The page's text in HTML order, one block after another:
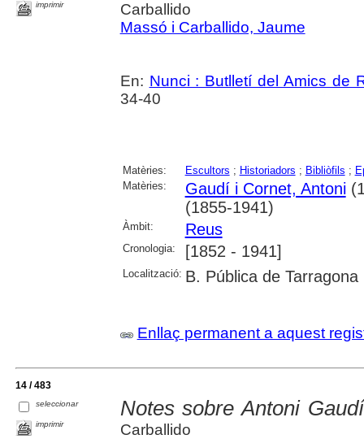
imprimir
Carballido
Massó i Carballido, Jaume
En: Nunci : Butlletí del Amics de
34-40
Matèries: Escultors ; Historiadors ; Bibliòfils ;
Matèries:
Gaudí i Cornet, Antoni
(1855-1941)
Àmbit: Reus
Cronologia: [1852 - 1941]
Localització: B. Pública de Tarragona
Enllaç permanent a aquest
14 / 483
seleccionar
imprimir
Notes sobre Antoni
Carballido